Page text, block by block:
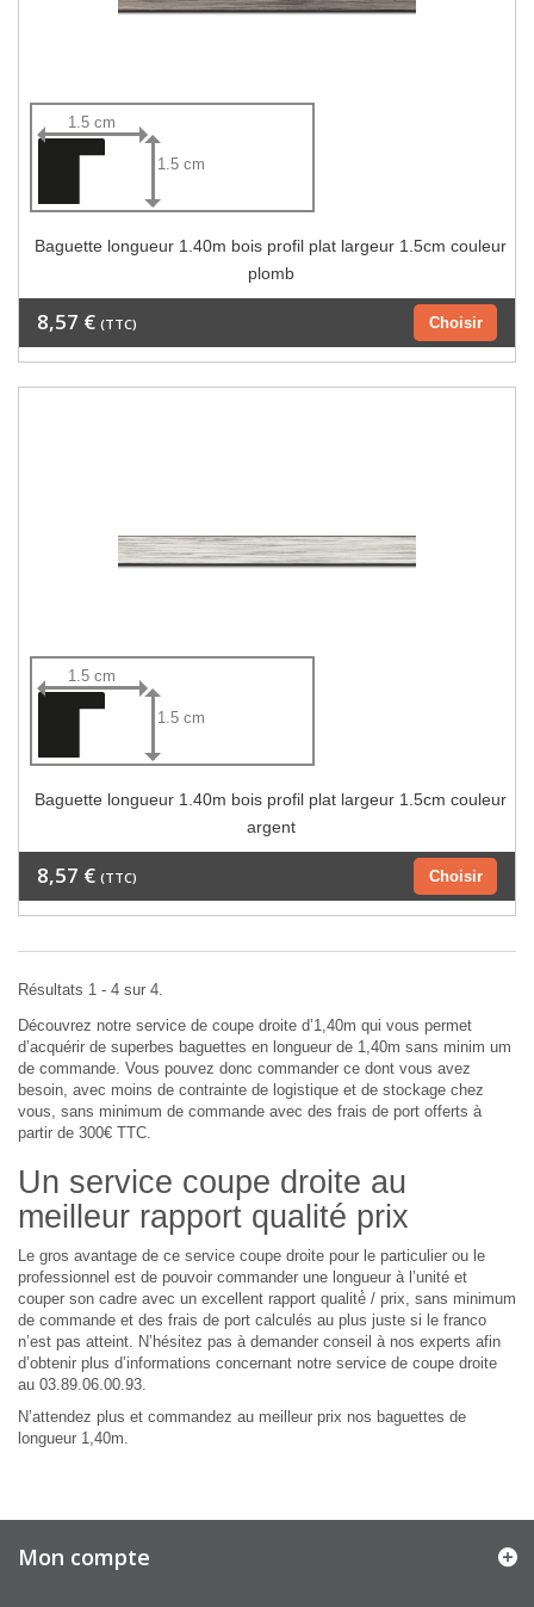
1.5 cm
1.5 cm
Baguette longueur 1.40m bois profil plat largeur 1.5cm couleur
plomb
Choisir
8,57 € (TTC)
1.5 cm
1.5 cm
Baguette longueur 1.40m bois profil plat largeur 1.5cm couleur
argent
Choisir
8,57 € (TTC)
Résultats 1 - 4 sur 4.
Découvrez notre service de coupe droite d’1,40m qui vous permet
d’acquérir de superbes baguettes en longueur de 1,40m sans minim um
de commande. Vous pouvez donc commander ce dont vous avez
besoin, avec moins de contrainte de logistique et de stockage chez
vous, sans minimum de commande avec des frais de port offerts à
partir de 300€ TTC.
Un service coupe droite au
meilleur rapport qualité prix
Le gros avantage de ce service coupe droite pour le particulier ou le
professionnel est de pouvoir commander une longueur à l’unité et
couper son cadre avec un excellent rapport qualité́ / prix, sans minimum
de commande et des frais de port calculés au plus juste si le franco
n’est pas atteint. N’hésitez pas à demander conseil à nos experts afin
d’obtenir plus d’informations concernant notre service de coupe droite
au 03.89.06.00.93.
N’attendez plus et commandez au meilleur prix nos baguettes de
longueur 1,40m.
Mon compte